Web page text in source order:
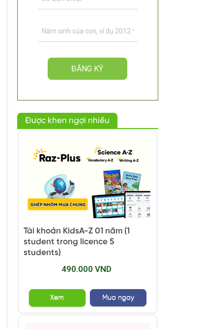
Được khen ngợi nhiều
Tài khoản KidsA-Z 01 năm (1
student trong licence 5
students)
490.000 VND
Xem Mua ngay